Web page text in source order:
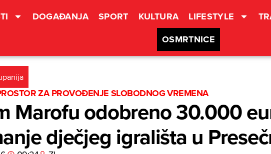
DOGAĐANJA SPORT KULTURA LIFESTYLE
OSMRTNICE
ZA PROVOĐENJE SLOBODNOG VREMENA
Marofu odobreno 30.000
dječjeg igrališta u